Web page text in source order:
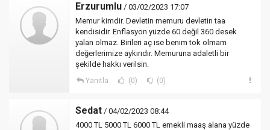
Erzurumlu / 03/02/2023 17:07
Memur kimdir. Devletin memuru devletin taa
kendisidir. Enflasyon yüzde 60 değil 360 desek
yalan olmaz. Birileri aç ise benim tok olmam
değerlerimize aykırıdır. Memuruna adaletli bir
şekilde hakkı verilsin.
Yanıtla (0) (0)
Sedat / 04/02/2023 08:44
4000 TL 5000 TL 6000 TL emekli maaş alana yüzde